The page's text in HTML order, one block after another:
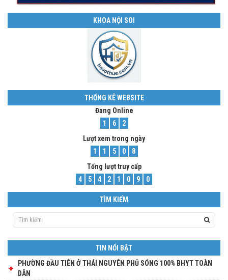
KHOA NỘI SOI
THỐNG KÊ WEBSITE
Đang Online
1
6
2
Lượt xem trong ngày
1
1 5 0
8
Tổng lượt truy cấp
4
5 4 2 1 0 9 0
TÌM KIẾM
TIN NỔI BẬT
PHƯỜNG ĐẦU TIÊN Ở THÁI NGUYÊN PHỦ SÓNG 100% BHYT TOÀN
DÂN